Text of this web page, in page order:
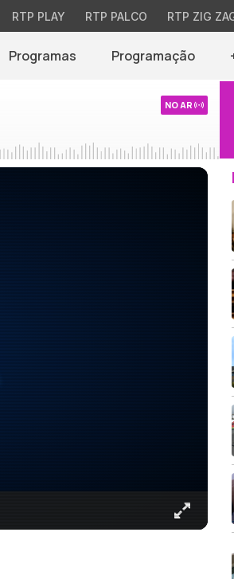
RTP PLAY RTP PALCO RTP ZIG
Programas Programação
NO AR